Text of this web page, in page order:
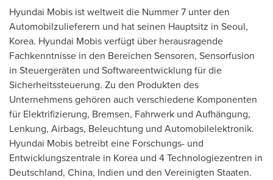
Hyundai Mobis ist weltweit die Nummer 7 unter den
Automobilzulieferern und hat seinen Hauptsitz in Seoul,
Korea. Hyundai Mobis verfügt über herausragende
Fachkenntnisse in den Bereichen Sensoren, Sensorfusion
in Steuergeräten und Softwareentwicklung für die
Sicherheitssteuerung. Zu den Produkten des
Unternehmens gehören auch verschiedene Komponenten
für Elektrifizierung, Bremsen, Fahrwerk und Aufhängung,
Lenkung, Airbags, Beleuchtung und Automobilelektronik.
Hyundai Mobis betreibt eine Forschungs- und
Entwicklungszentrale in Korea und 4 Technologiezentren in
Deutschland, China, Indien und den Vereinigten Staaten.